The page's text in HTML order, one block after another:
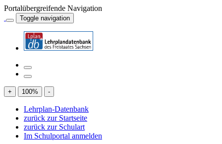
Portalübergreifende Navigation
Toggle navigation
+ 100% -
Lehrplan-Datenbank
zurück zur Startseite
zurück zur Schulart
Im Schulportal anmelden